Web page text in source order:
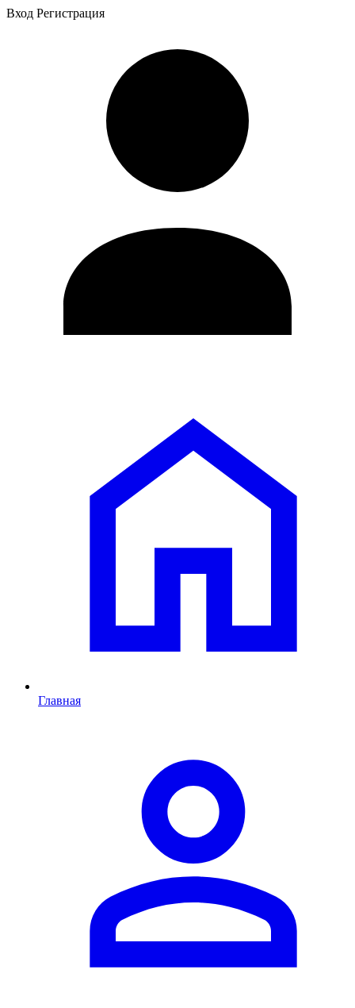
Вход Регистрация
Главная